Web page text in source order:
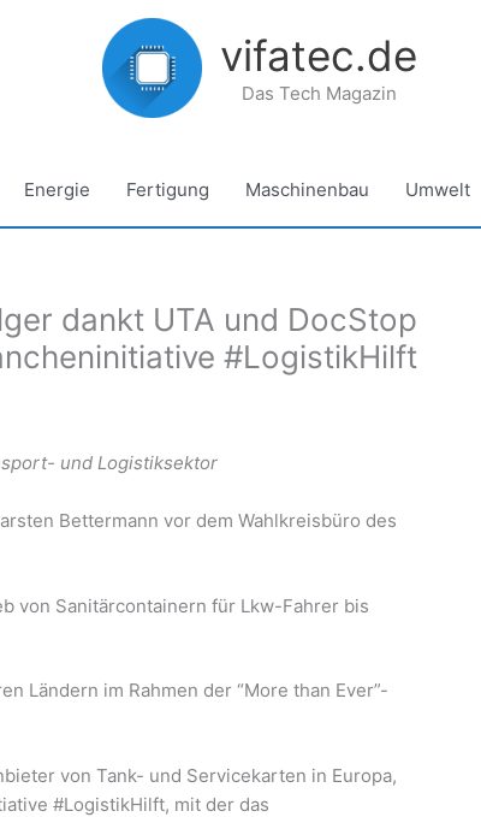
vifatec.de
Das Tech Magazin
Energie Fertigung Maschinenbau Umwelt
dankt UTA und DocStop
#LogistikHilft
und Logistiksektor
Bettermann vor dem Wahlkreisbüro des
von Sanitärcontainern für Lkw-Fahrer bis
Ländern im Rahmen der “More than Ever”-
von Tank- und Servicekarten in Europa,
#LogistikHilft, mit der das